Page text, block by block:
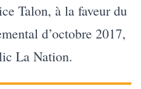
Talon, à la faveur du
d’octobre 2017,
La Nation.